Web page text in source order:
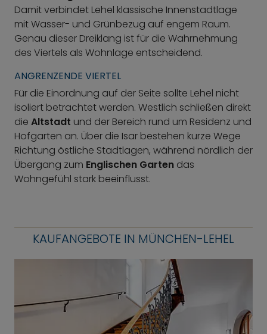
Damit verbindet Lehel klassische Innenstadtlage
mit Wasser- und Grünbezug auf engem Raum.
Genau dieser Dreiklang ist für die Wahrnehmung
des Viertels als Wohnlage entscheidend.
ANGRENZENDE VIERTEL
Für die Einordnung auf der Seite sollte Lehel nicht
isoliert betrachtet werden. Westlich schließen direkt
die Altstadt und der Bereich rund um Residenz und
Hofgarten an. Über die Isar bestehen kurze Wege
Richtung östliche Stadtlagen, während nördlich der
Übergang zum Englischen Garten das
Wohngefühl stark beeinflusst.
KAUFANGEBOTE IN MÜNCHEN-LEHEL